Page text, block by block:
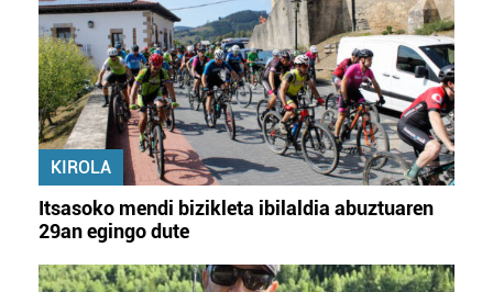
KIROLA
Itsasoko mendi bizikleta ibilaldia abuztuaren
29an egingo dute